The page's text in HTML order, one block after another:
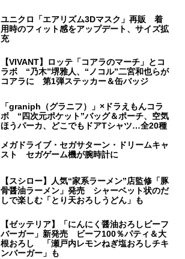
ユニクロ「エアリズム3Dマスク」再販 着
用時のフィット感をアップデート、サイズ拡
充
【VIVANT】ロッテ「コアラのマーチ」とコ
ラボ “乃木”堺雅人、“ノコル”二宮和也らが
コアラに 第1弾ステッカー＆缶バッジ
「graniph（グラニフ）」×ドラえもんコラ
ボ “四次元ポケット”バッグ＆ポーチ、空気
ほうパーカ、どこでもドアTシャツ…全20種
メガドライブ・セガサターン・ドリームキャ
スト セガゲーム機が腕時計に
【スシロー】人気“家系ラーメン”店監修「豚
骨醤油ラーメン」発売 シャーベット状のだ
しで楽しむ「とり天おろしうどん」も
【ゼッテリア】「にんにく醤油おろしビーフ
バーガー」新発売 ビーフ100％パティ＆大
根おろし 「瀬戸内レモンねぎ塩おろしチキ
ンバーガー」も